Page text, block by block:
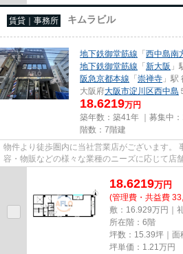
賃貸｜事務所 キムラビル
地下鉄御堂筋線 「西中島南
地下鉄御堂筋線 「新大阪 」
阪急京都本線 「崇禅寺 」駅
大阪府大阪市淀川区西中島
18.6219万円
築年数：築41年 ｜募集中：
階数：7階建
物件より徒歩圏内に当社営業店がございます。
容・物販などの様々な業種のニーズに応じて店
尚、弊社ではおとり広告は一切...
18.6219万円
(管理費・共益費
敷：16.929万円｜
所在階：6階
坪数：15.39坪｜面
坪単価： 1.21 万円